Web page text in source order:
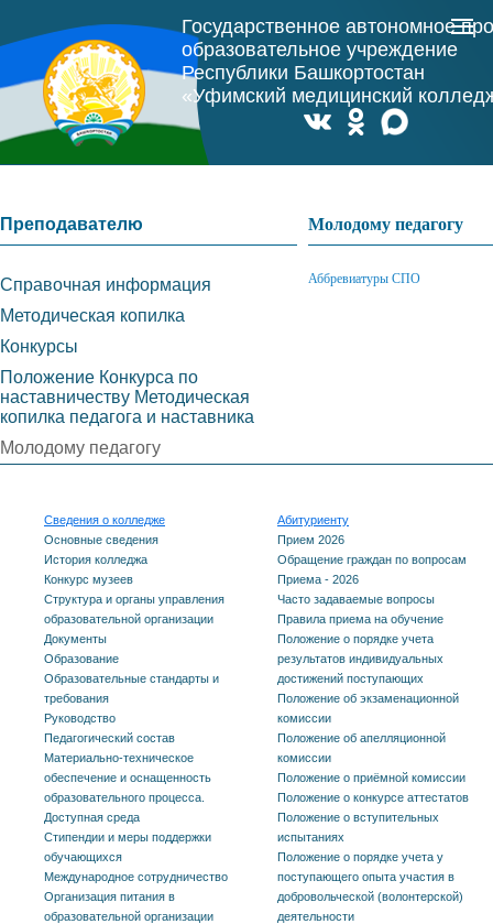
Государственное автономное
образовательное учреждение
Республики Башкортостан
«Уфимский медицинский
Молодому педагогу
Аббревиатуры СПО
Преподавателю
Справочная информация
Методическая копилка
Конкурсы
Положение Конкурса по
наставничеству Методическая
копилка педагога и наставника
Молодому педагогу
Сведения о колледже
Основные сведения
История колледжа
Конкурс музеев
Структура и органы управления
образовательной организации
Документы
Образование
Образовательные стандарты и
требования
Руководство
Педагогический состав
Материально-техническое
обеспечение и оснащенность
образовательного процесса.
Доступная среда
Стипендии и меры поддержки
обучающихся
Международное сотрудничество
Организация питания в
образовательной организации
Абитуриенту
Прием 2026
Обращение граждан по вопросам
Приема - 2026
Часто задаваемые вопросы
Правила приема на обучение
Положение о порядке учета
результатов индивидуальных
достижений поступающих
Положение об экзаменационной
комиссии
Положение об апелляционной
комиссии
Положение о приёмной комиссии
Положение о конкурсе аттестатов
Положение о вступительных
испытаниях
Положение о порядке учета у
поступающего опыта участия в
добровольческой (волонтерской)
деятельности